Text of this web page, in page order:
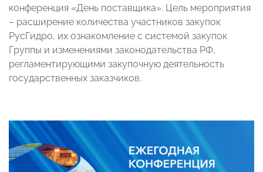
конференция «День поставщика». Цель мероприятия
– расширение количества участников закупок
РусГидро, их ознакомление с системой закупок
Группы и изменениями законодательства РФ,
регламентирующими закупочную деятельность
государственных заказчиков.